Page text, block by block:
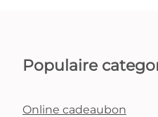
Populaire
Online cadeaubon